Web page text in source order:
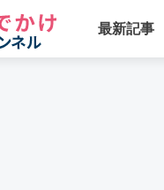
最新記事